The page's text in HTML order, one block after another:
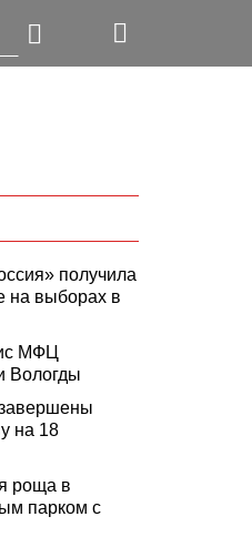
получила
на выборах в
МФЦ
Вологды
на 18
роща в
парком с